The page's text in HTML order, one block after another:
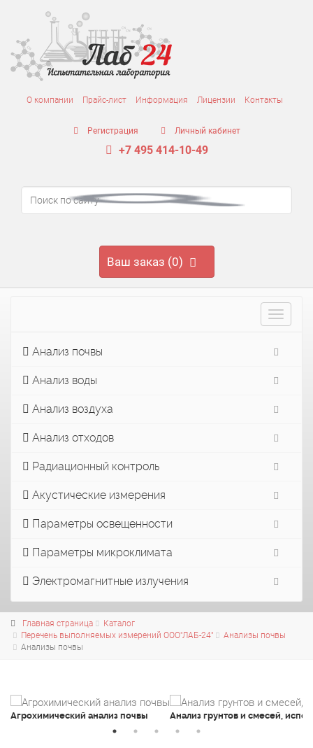
О компании Прайс-лист Информация Лицензии Контакты
Регистрация Личный кабинет
+7 495 414-10-49
Ваш заказ (0)
Toggle
Анализ почвы
Анализ воды
Анализ воздуха
Анализ отходов
Радиационный контроль
Акустические измерения
Параметры освещенности
Параметры микроклимата
Электромагнитные излучения
Главная страница
Каталог
Перечень выполняемых измерений ООО"ЛАБ-24"
Анализы почвы
Анализы почвы
Агрохимический анализ почвы Анализ грунтов и смесей,